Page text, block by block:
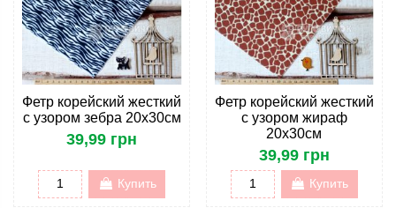
Фетр корейский жесткий
с узором зебра 20х30см
39,99 грн
Купить
Фетр корейский жесткий
с узором жираф
20х30см
39,99 грн
Купить